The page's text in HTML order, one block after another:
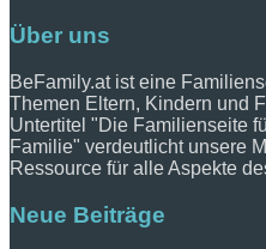
Über uns
BeFamily.at ist eine
Themen Eltern, Kindern und
Untertitel "Die Familienseite
Familie" verdeutlicht unsere
Ressource für alle Aspekte
Neue Beiträge